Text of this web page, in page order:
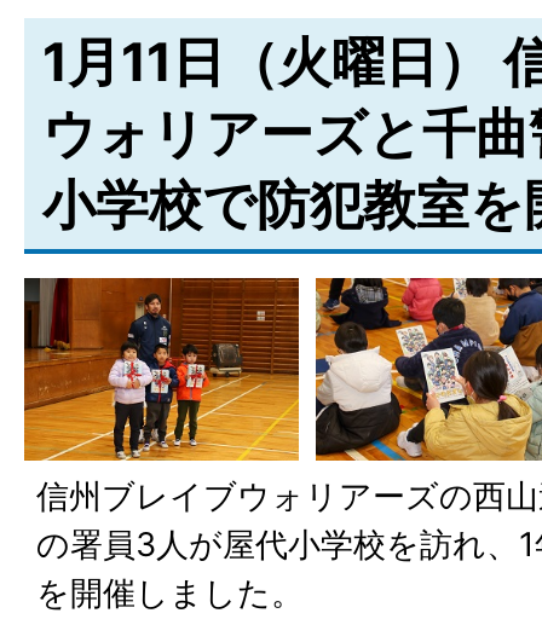
1月11日（火曜日）
ウォリアーズと千
小学校で防犯教室を
信州ブレイブウォリアーズの西
の署員3人が屋代小学校を訪れ、
を開催しました。